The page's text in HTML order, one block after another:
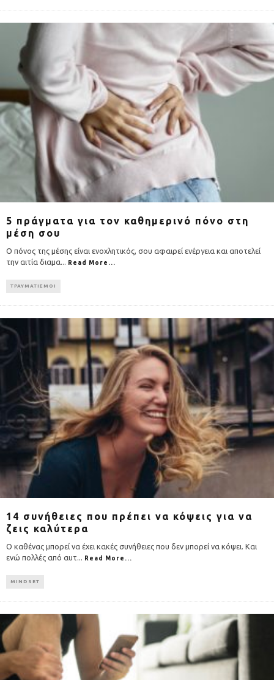
5 πράγματα για τον καθημερινό πόνο στη
μέση σου
Ο πόνος της μέσης είναι ενοχλητικός, σου αφαιρεί ενέργεια και αποτελεί
την αιτία διαμα
Read More...
ΤΡΑΥΜΑΤΙΣΜΟΙ
14 συνήθειες που πρέπει να κόψεις για να
ζεις καλύτερα
Ο καθένας μπορεί να έχει κακές συνήθειες που δεν μπορεί να κόψει. Και
ενώ πολλές από αυτ
Read More...
MINDSET